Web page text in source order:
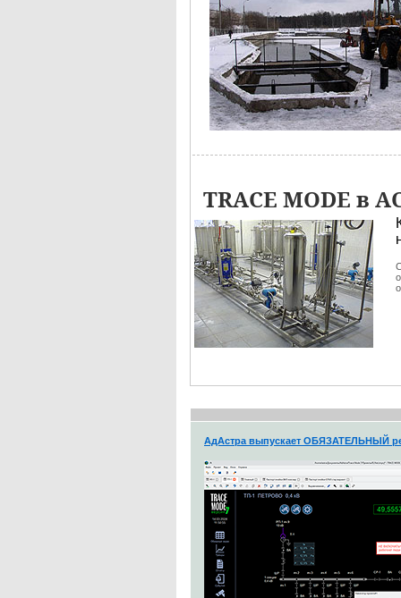
TRACE MODE в
АдАстра выпускает ОБЯЗАТЕЛЬНЫЙ